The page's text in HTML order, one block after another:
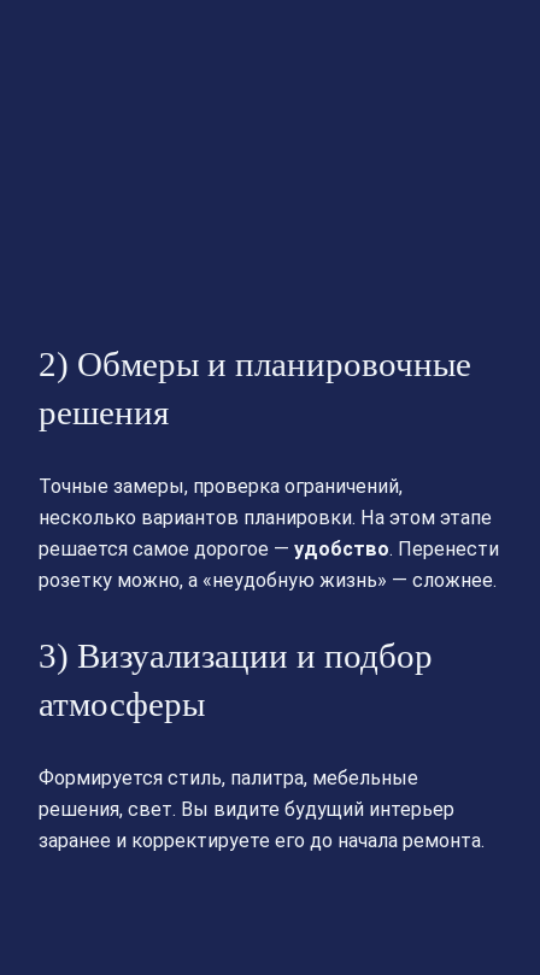
2) Обмеры и планировочные
решения
Точные замеры, проверка ограничений,
несколько вариантов планировки. На этом этапе
решается самое дорогое — удобство. Перенести
розетку можно, а «неудобную жизнь» — сложнее.
3) Визуализации и подбор
атмосферы
Формируется стиль, палитра, мебельные
решения, свет. Вы видите будущий интерьер
заранее и корректируете его до начала ремонта.